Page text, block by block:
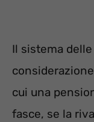
Il sistema
cui una
fasce, se la